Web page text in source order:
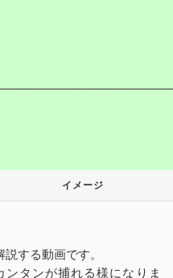
イメージ
する動画です。
タンが捕れる様になりま